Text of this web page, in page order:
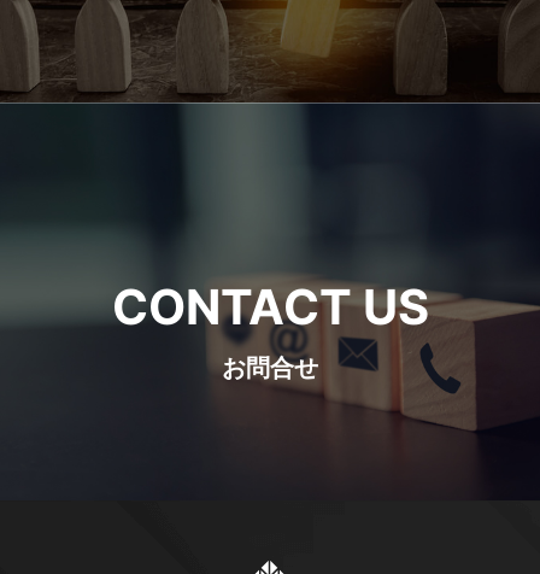
CONTACT US
お問合せ